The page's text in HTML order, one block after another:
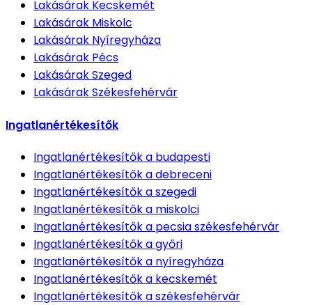
Lakásárak Kecskemét
Lakásárak Miskolc
Lakásárak Nyíregyháza
Lakásárak Pécs
LakásárakSzeged
LakásárakSzékesfehérvár
Ingatlanértékesítők
Ingatlanértékesítőka budapesti
Ingatlanértékesítőka debreceni
Ingatlanértékesítőka szegedi
Ingatlanértékesítőka miskolci
Ingatlanértékesítőka pecsia székesfehérvár
Ingatlanértékesítőka győri
Ingatlanértékesítőka nyíregyháza
Ingatlanértékesítőka kecskemét
Ingatlanértékesítőka székesfehérvár